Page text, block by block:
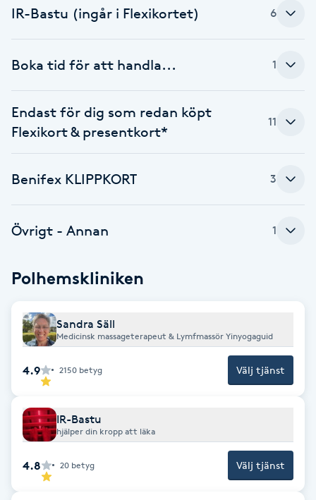
Coachning
D
Dermapen
Diamantslipning
Enzympeeling
Extensions
Eyeliner-tatuering
Faceliftmassage
IR-Bastu (ingår i Flexikortet) 6
Boka tid för att handla... 1
Endast för dig som redan köpt
Flexikort & presentkort*
11
Benifex KLIPPKORT 3
Övrigt - Annan 1
Polhemskliniken
Sandra Säll
Medicinsk massageterapeut & Lymfmassör Yinyogaguid
4.9 2150 betyg Välj tjänst
IR-Bastu
hjälper din kropp att läka
4.8 20 betyg Välj tjänst